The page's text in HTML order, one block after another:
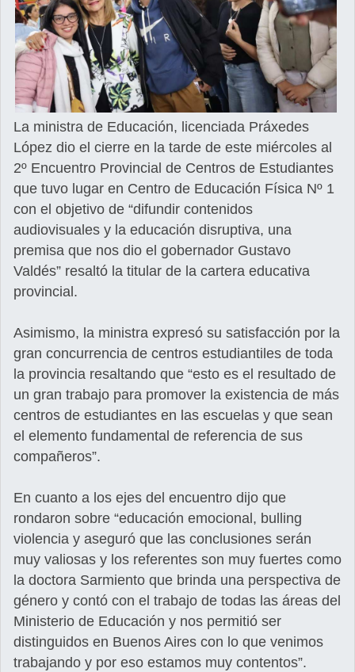
La ministra de Educación, licenciada Práxedes
López dio el cierre en la tarde de este miércoles al
2º Encuentro Provincial de Centros de Estudiantes
que tuvo lugar en Centro de Educación Física Nº 1
con el objetivo de “difundir contenidos
audiovisuales y la educación disruptiva, una
premisa que nos dio el gobernador Gustavo
Valdés” resaltó la titular de la cartera educativa
provincial.
Asimismo, la ministra expresó su satisfacción por la
gran concurrencia de centros estudiantiles de toda
la provincia resaltando que “esto es el resultado de
un gran trabajo para promover la existencia de más
centros de estudiantes en las escuelas y que sean
el elemento fundamental de referencia de sus
compañeros”.
En cuanto a los ejes del encuentro dijo que
rondaron sobre “educación emocional, bulling
violencia y aseguró que las conclusiones serán
muy valiosas y los referentes son muy fuertes como
la doctora Sarmiento que brinda una perspectiva de
género y contó con el trabajo de todas las áreas del
Ministerio de Educación y nos permitió ser
distinguidos en Buenos Aires con lo que venimos
trabajando y por eso estamos muy contentos”.